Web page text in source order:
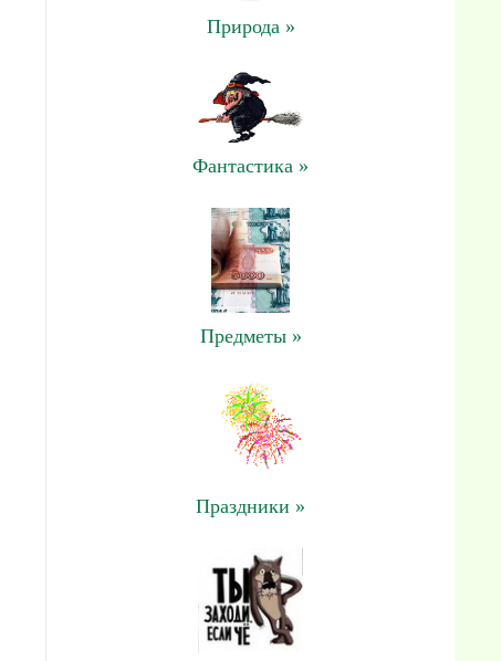
Природа »
Фантастика »
Предметы »
Праздники »